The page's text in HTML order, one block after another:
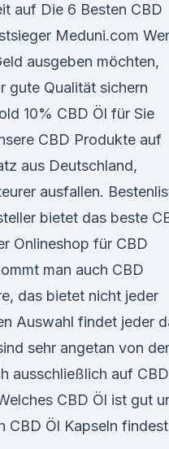
auf Die 6 Besten CBD
Meduni.com
ausgeben möchten,
gute Qualität sichern
10% CBD Öl für Sie
CBD Produkte auf
aus Deutschland,
ausfallen.
bietet das beste
Onlineshop für CBD
man auch CBD
das bietet nicht jeder
Auswahl findet jeder
sehr angetan von
ausschließlich auf CBD
CBD Öl ist gut
CBD Öl Kapseln findest